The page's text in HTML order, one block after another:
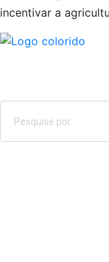
incentivar a